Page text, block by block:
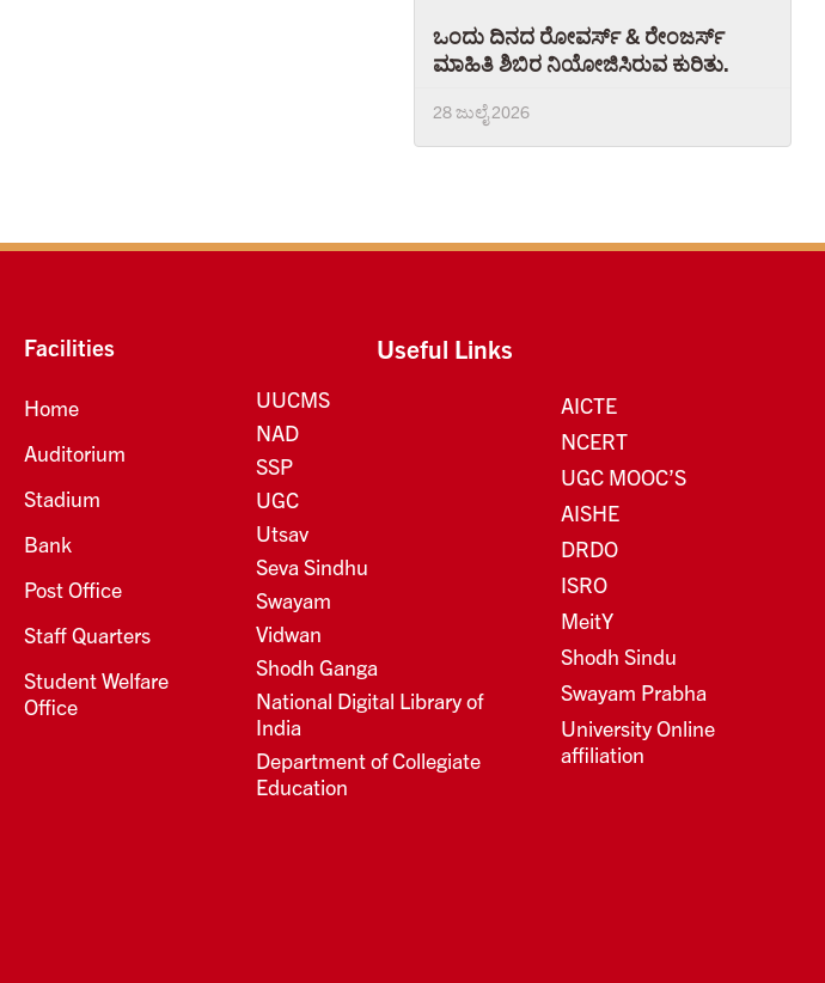
ಒಂದು ದಿನದ ರೋವರ್ಸ್ & ರೇಂಜರ್ಸ್
ಮಾಹಿತಿ ಶಿಬಿರ ನಿಯೋಜಿಸಿರುವ ಕುರಿತು.
28 ಜುಲೈ 2026
Facilities
Home
Auditorium
Stadium
Bank
Post Office
Staff Quarters
Student Welfare
Office
Useful Links
UUCMS
NAD
SSP
UGC
Utsav
Seva Sindhu
Swayam
Vidwan
Shodh Ganga
National Digital Library of
India
Department of Collegiate
Education
AICTE
NCERT
UGC MOOC’S
AISHE
DRDO
ISRO
MeitY
Shodh Sindu
Swayam Prabha
University Online
affiliation